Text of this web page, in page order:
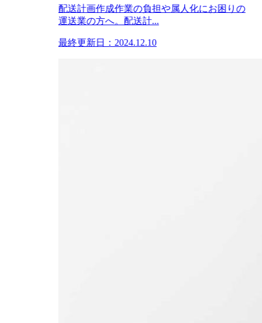
配送計画作成作業の負担や属人化にお困りの
運送業の方へ。配送計...
最終更新日：2024.12.10